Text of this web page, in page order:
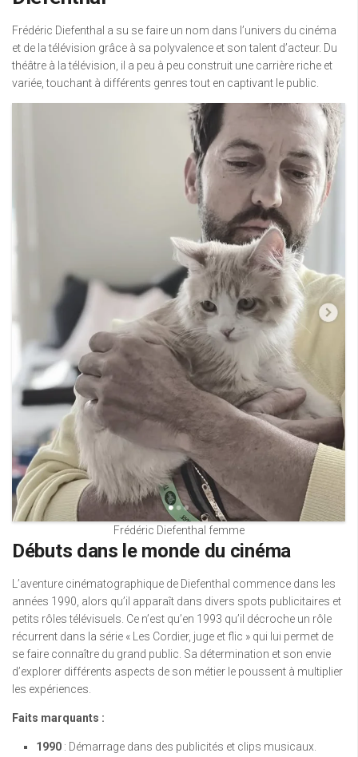
Frédéric Diefenthal a su se faire un nom dans l’univers du cinéma
et de la télévision grâce à sa polyvalence et son talent d’acteur. Du
théâtre à la télévision, il a peu à peu construit une carrière riche et
variée, touchant à différents genres tout en captivant le public.
Frédéric Diefenthal femme
Débuts dans le monde du cinéma
L’aventure cinématographique de Diefenthal commence dans les
années 1990, alors qu’il apparaît dans divers spots publicitaires et
petits rôles télévisuels. Ce n’est qu’en 1993 qu’il décroche un rôle
récurrent dans la série « Les Cordier, juge et flic » qui lui permet de
se faire connaître du grand public. Sa détermination et son envie
d’explorer différents aspects de son métier le poussent à multiplier
les expériences.
Faits marquants :
1990 : Démarrage dans des publicités et clips musicaux.